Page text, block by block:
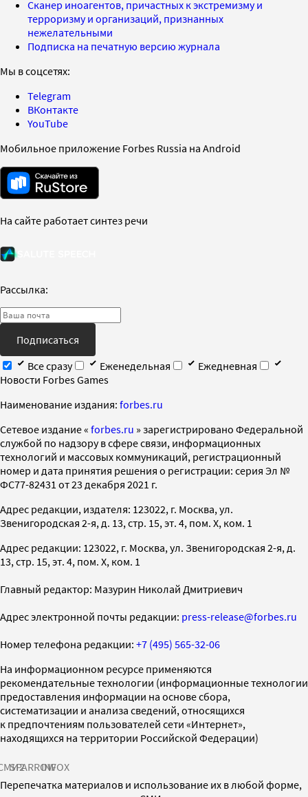
Сканер иноагентов, причастных к экстремизму и
терроризму и организаций, признанных
нежелательными
Подписка на печатную версию журнала
Мы в соцсетях:
Telegram
ВКонтакте
YouTube
Мобильное приложение Forbes Russia на Android
На сайте работает синтез речи
Рассылка:
Подписаться
Все сразу
Еженедельная
Ежедневная
Новости Forbes Games
Наименование издания: forbes.ru
Cетевое издание « forbes.ru » зарегистрировано Федеральной
службой по надзору в сфере связи, информационных
технологий и массовых коммуникаций, регистрационный
номер и дата принятия решения о регистрации: серия Эл №
ФС77-82431 от 23 декабря 2021 г.
Адрес редакции, издателя: 123022, г. Москва, ул.
Звенигородская 2-я, д. 13, стр. 15, эт. 4, пом. X, ком. 1
Адрес редакции: 123022, г. Москва, ул. Звенигородская 2-я, д.
13, стр. 15, эт. 4, пом. X, ком. 1
Главный редактор: Мазурин Николай Дмитриевич
Адрес электронной почты редакции: press-release@forbes.ru
Номер телефона редакции: +7 (495) 565-32-06
На информационном ресурсе применяются
рекомендательные технологии (информационные технологии
предоставления информации на основе сбора,
систематизации и анализа сведений, относящихся
к предпочтениям пользователей сети «Интернет»,
находящихся на территории Российской Федерации)
SPARROWINFOX
Перепечатка материалов и использование их в любой форме,